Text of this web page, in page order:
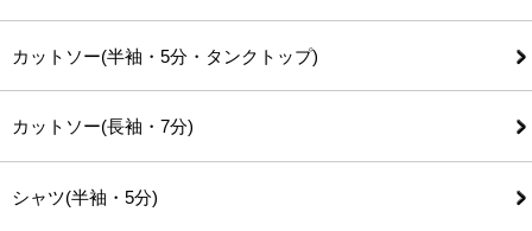
カットソー(半袖・5分・タンクトップ)
カットソー(長袖・7分)
シャツ(半袖・5分)